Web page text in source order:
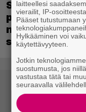
Sony kertoo
pelilevyjen
nousseen
laitteellesi
vierailit, IP-
Pääset tutustumaan
Hylkääminen voi
käytettävyyteen.
Jotkin
suostumusta, jos
vastustaa tätä tai
seuraavalla